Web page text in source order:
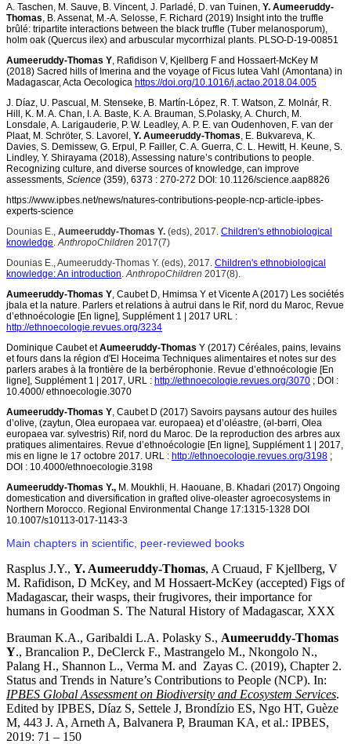
A. Taschen, M. Sauve, B. Vincent, J. Parladé, D. van Tuinen, Y. Aumeeruddy-
Thomas, B. Assenat, M.-A. Selosse, F. Richard (2019) Insight into the truffle
brûlé: tripartite interactions between the black truffle (Tuber melanosporum),
holm oak (Quercus ilex) and arbuscular mycorrhizal plants. PLSO-D-19-00851
Aumeeruddy-Thomas Y, Rafidison V, Kjellberg F and Hossaert-McKey M
(2018) Sacred hills of Imerina and the voyage of Ficus lutea Vahl (Amontana) in
Madagascar, Acta Oecologica https://doi.org/10.1016/j.actao.2018.04.005
J. Díaz, U. Pascual, M. Stenseke, B. Martín-López, R. T. Watson, Z. Molnár, R.
Hill, K. M. A. Chan, I. A. Baste, K. A. Brauman, S.Polasky, A. Church, M.
Lonsdale, A. Larigauderie, P. W. Leadley, A. P. E. van Oudenhoven, F. van der
Plaat, M. Schröter, S. Lavorel, Y. Aumeeruddy-Thomas, E. Bukvareva, K.
Davies, S. Demissew, G. Erpul, P. Failler, C. A. Guerra, C. L. Hewitt, H. Keune, S.
Lindley, Y. Shirayama (2018), Assessing nature’s contributions to people.
Recognizing culture, and diverse sources of knowledge, can improve
assessments, Science (359), 6373 : 270-272 DOI: 10.1126/science.aap8826
https://www.ipbes.net/news/natures-contributions-people-ncp-article-ipbes-
experts-science
Dounias E., Aumeeruddy-Thomas Y. (eds), 2017. Children's ethnobiological
knowledge.AnthropoChildren 2017(7)
Dounias E., Aumeeruddy-Thomas Y. (eds), 2017. Children's ethnobiological
knowledge: An introduction.AnthropoChildren 2017(8).
Aumeeruddy-Thomas Y, Caubet D, Hmimsa Y et Vicente A (2017) Les sociétés
jbala et la nature. Parlers et relations à autrui dans le Rif, nord du Maroc, Revue
d’ethnoécologie [En ligne], Supplément 1 | 2017 URL :
http://ethnoecologie.revues.org/3234
Dominique Caubet etAumeeruddy-Thomas Y (2017) Céréales, pains, levains
et fours dans la région d'El Hoceima Techniques alimentaires et notes sur des
parlers arabes à la frontière de la berbérophonie. Revue d’ethnoécologie [En
ligne], Supplément 1 | 2017, URL : http://ethnoecologie.revues.org/3070 ; DOI :
10.4000/ ethnoecologie.3070
Aumeeruddy-Thomas Y, Caubet D (2017) Savoirs paysans autour des huiles
d’olive, (zaytun, Olea europaea var. europaea) et d’oléastre, (əl-bərri, Olea
europaea var. sylvestris) Rif, nord du Maroc. De la reproduction des arbres aux
pratiques alimentaires. Revue d’ethnoécologie [En ligne], Supplément 1 | 2017,
mis en ligne le 17 octobre 2017. URL : http://ethnoecologie.revues.org/3198 ;
DOI : 10.4000/ethnoecologie.3198
Aumeeruddy-Thomas Y., M. Moukhli, H. Haouane, B. Khadari (2017) Ongoing
domestication and diversification in grafted olive-oleaster agroecosystems in
Northern Morocco. Regional Environmental Change 17:1315-1328 DOI
10.1007/s10113-017-1143-3
Main chapters in scientific, peer-reviewed books
Rasplus J.Y., Y. Aumeeruddy-Thomas, A Cruaud, F Kjellberg, V
M. Rafidison, D McKey, and M Hossaert-McKey (accepted) Figs of
Madagascar, their wasps, their frugivores, their importance for
humans in Goodman S. The Natural History of Madagascar, XXX
Brauman K.A., Garibaldi L.A. Polasky S., Aumeeruddy-Thomas
Y., Brancalion P., DeClerck F., Mastrangelo M., Nkongolo N.,
Palang H., Shannon L., Verma M. and Zayas C. (2019), Chapter 2.
Status and Trends in Nature’s Contributions to People (NCP). In:
IPBES Global Assessment on Biodiversity and Ecosystem Services.
Edited by IPBES, Díaz S, Settele J, Brondízio ES, Ngo HT, Guèze
M, 443 J. A, Arneth A, Balvanera P, Brauman KA, et al.: IPBES,
2019: 71 – 150